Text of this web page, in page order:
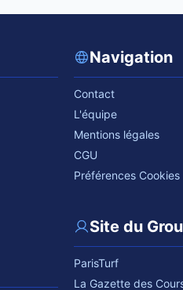
Navigation
Contact
L'équipe
Mentions légales
CGU
Préférences Cookies
Site du
ParisTurf
La Gazette des